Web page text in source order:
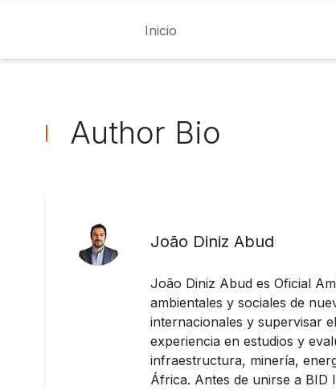
Inicio
Author Bio
João Diniz Abud
João Diniz Abud es Oficial
ambientales y sociales de
internacionales y supervisar
experiencia en estudios y
infraestructura, minería,
África. Antes de unirse a